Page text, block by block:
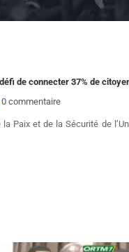
de connecter 37% de
0 commentaire
Paix et de la Sécurité de